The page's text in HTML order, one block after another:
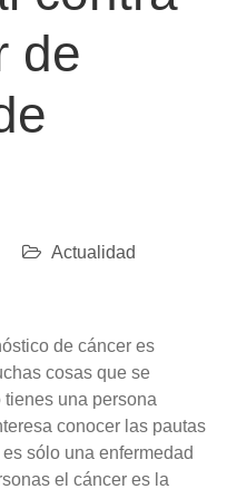
de
Actualidad
de cáncer es
cosas que se
tienes una persona
conocer las pautas
sólo una enfermedad
el cáncer es la